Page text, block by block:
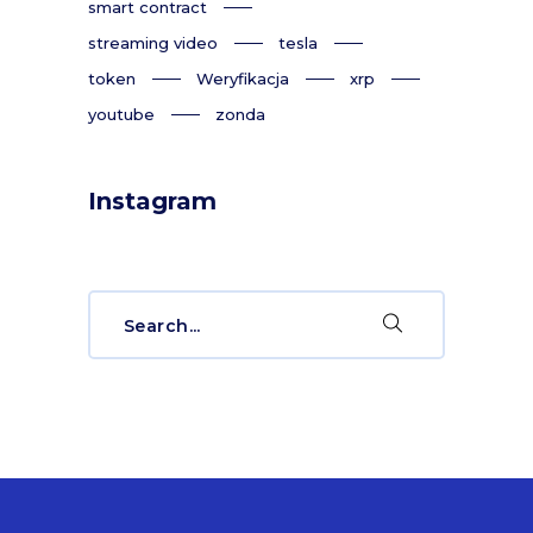
smart contract
streaming video
tesla
token
Weryfikacja
xrp
youtube
zonda
Instagram